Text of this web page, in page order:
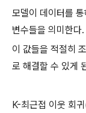
모델이 데이터를
변수들을 의미한다.
이 값들을 적절히
로 해결할 수 있게
K-최근접 이웃 회